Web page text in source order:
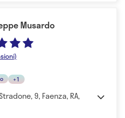
Musardo
+1
9, Faenza, RA,